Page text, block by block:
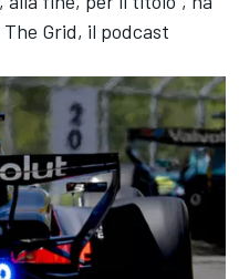
Grid, il podcast